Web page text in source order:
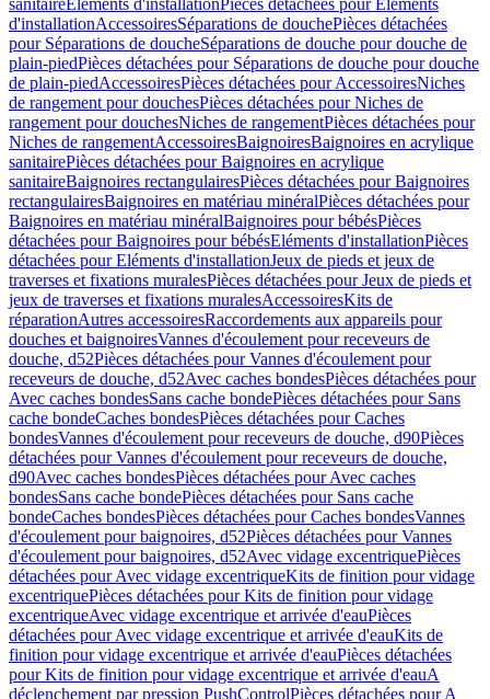
sanitaireEléments d'installationPièces détachées pour Eléments
d'installationAccessoiresSéparations de douchePièces détachées
pour Séparations de doucheSéparations de douche pour douche de
plain-piedPièces détachées pour Séparations de douche pour douche
de plain-piedAccessoiresPièces détachées pour AccessoiresNiches
de rangement pour douchesPièces détachées pour Niches de
rangement pour douchesNiches de rangementPièces détachées pour
Niches de rangementAccessoiresBaignoiresBaignoires en acrylique
sanitairePièces détachées pour Baignoires en acrylique
sanitaireBaignoires rectangulairesPièces détachées pour Baignoires
rectangulairesBaignoires en matériau minéralPièces détachées pour
Baignoires en matériau minéralBaignoires pour bébésPièces
détachées pour Baignoires pour bébésEléments d'installationPièces
détachées pour Eléments d'installationJeux de pieds et jeux de
traverses et fixations muralesPièces détachées pour Jeux de pieds et
jeux de traverses et fixations muralesAccessoiresKits de
réparationAutres accessoiresRaccordements aux appareils pour
douches et baignoiresVannes d'écoulement pour receveurs de
douche, d52Pièces détachées pour Vannes d'écoulement pour
receveurs de douche, d52Avec caches bondesPièces détachées pour
Avec caches bondesSans cache bondePièces détachées pour Sans
cache bondeCaches bondesPièces détachées pour Caches
bondesVannes d'écoulement pour receveurs de douche, d90Pièces
détachées pour Vannes d'écoulement pour receveurs de douche,
d90Avec caches bondesPièces détachées pour Avec caches
bondesSans cache bondePièces détachées pour Sans cache
bondeCaches bondesPièces détachées pour Caches bondesVannes
d'écoulement pour baignoires, d52Pièces détachées pour Vannes
d'écoulement pour baignoires, d52Avec vidage excentriquePièces
détachées pour Avec vidage excentriqueKits de finition pour vidage
excentriquePièces détachées pour Kits de finition pour vidage
excentriqueAvec vidage excentrique et arrivée d'eauPièces
détachées pour Avec vidage excentrique et arrivée d'eauKits de
finition pour vidage excentrique et arrivée d'eauPièces détachées
pour Kits de finition pour vidage excentrique et arrivée d'eauA
déclenchement par pression PushControlPièces détachées pour A